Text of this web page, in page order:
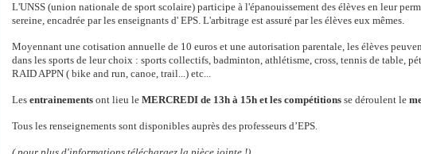
L'UNSS (union nationale de sport scolaire) participe à l'épanouissement des élèves en leur
sereine, encadrée par les enseignants d' EPS. L'arbitrage est assuré par les élèves eux mêmes.
Moyennant une cotisation annuelle de 10 euros et une autorisation parentale, les élèves
dans les sports de leur choix : sports collectifs, badminton, athlétisme, cross, tennis de table,
RAID APPN ( bike and run, canoe, trail...) etc...
Les entrainements ont lieu le MERCREDI de 13h à 15h et les compétitions se déroulent le
Tous les renseignements sont disponibles auprès des professeurs d’EPS.